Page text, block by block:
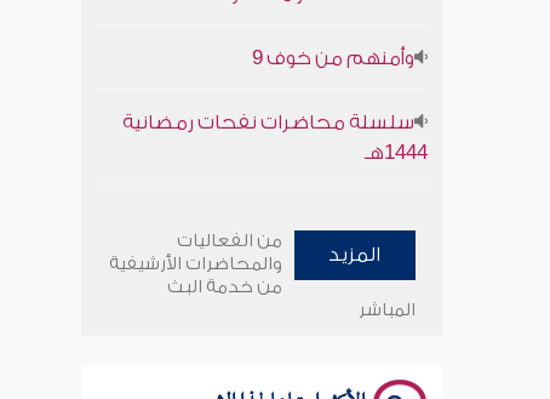
1444هـ
وأمنهم من خوف 9
المزيد
من الفعاليات
والمحاضرات الأرشيفية
من خدمة البث
المباشر